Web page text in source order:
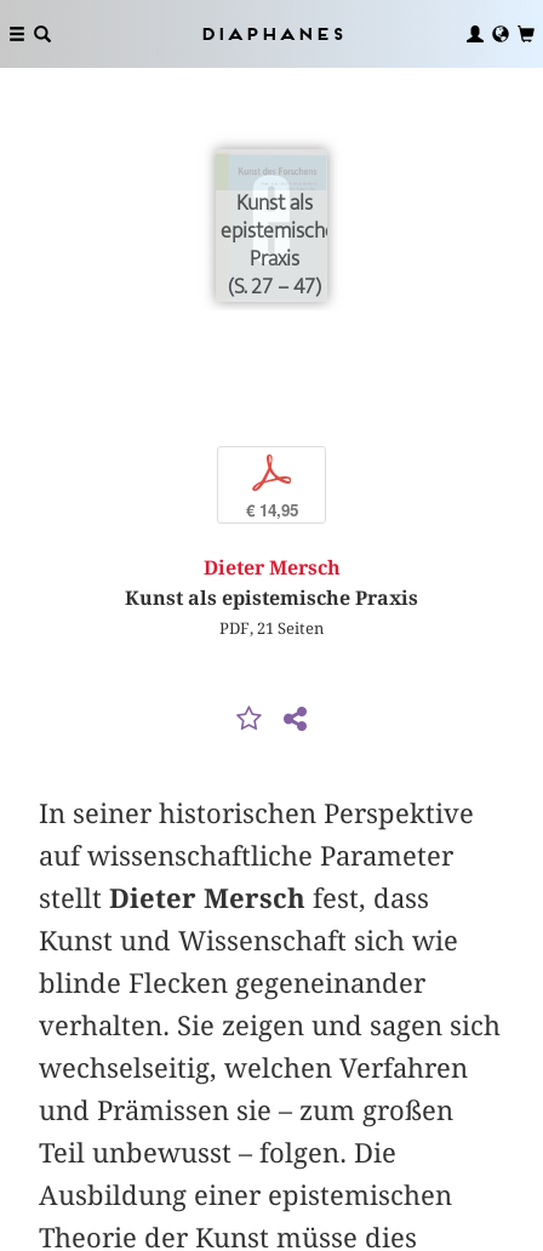
Diaphanes
Kunst als
epistemische
Praxis
(S. 27 – 47)
p
€ 14,95
Dieter Mersch
Kunst als epistemische Praxis
PDF, 21 Seiten
In seiner historischen Perspektive
auf wissenschaftliche Parameter
stelltDieter Mersch fest, dass
Kunst und Wissenschaft sich wie
blinde Flecken gegeneinander
verhalten. Sie zeigen und sagen sich
wechselseitig, welchen Verfahren
und Prämissen sie – zum großen
Teil unbewusst – folgen. Die
Ausbildung einer epistemischen
Theorie der Kunst müsse dies